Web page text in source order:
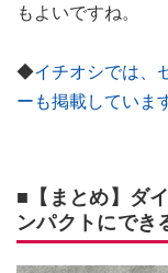
もよいですね。
◆イチオシでは、
ーも掲載していま
■【まとめ】ダ
ンパクトにでき